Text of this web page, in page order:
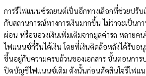
การรีไฟแนนซ์รถยนต์เป็นอีกทางเลือกที่ช่วยปรับ
กับสถานการณ์ทางการเงินมากขึ้น ไม่ว่าจะเป็นกา
ผ่อน หรือขอวงเงินเพิ่มเติมจากมูลค่ารถ หลายคน
ไฟแนนซ์กี่วันได้เงิน โดยที่เงินติดล้อหลังได้รับอ
ขึ้นอยู่กับความครบถ้วนของเอกสาร ขั้นตอนการป
ปิดบัญชีไฟแนนซ์เดิม ดังนั้นก่อนตัดสินใจรีไฟแ